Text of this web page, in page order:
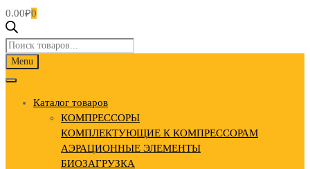
0.00₽0
Поиск
товаров
Skip
Menu
Каталог товаров
КОМПРЕССОРЫ
КОМПЛЕКТУЮЩИЕ К КОМПРЕССОРАМ
АЭРАЦИОННЫЕ ЭЛЕМЕНТЫ
БИОЗАГРУЗКА